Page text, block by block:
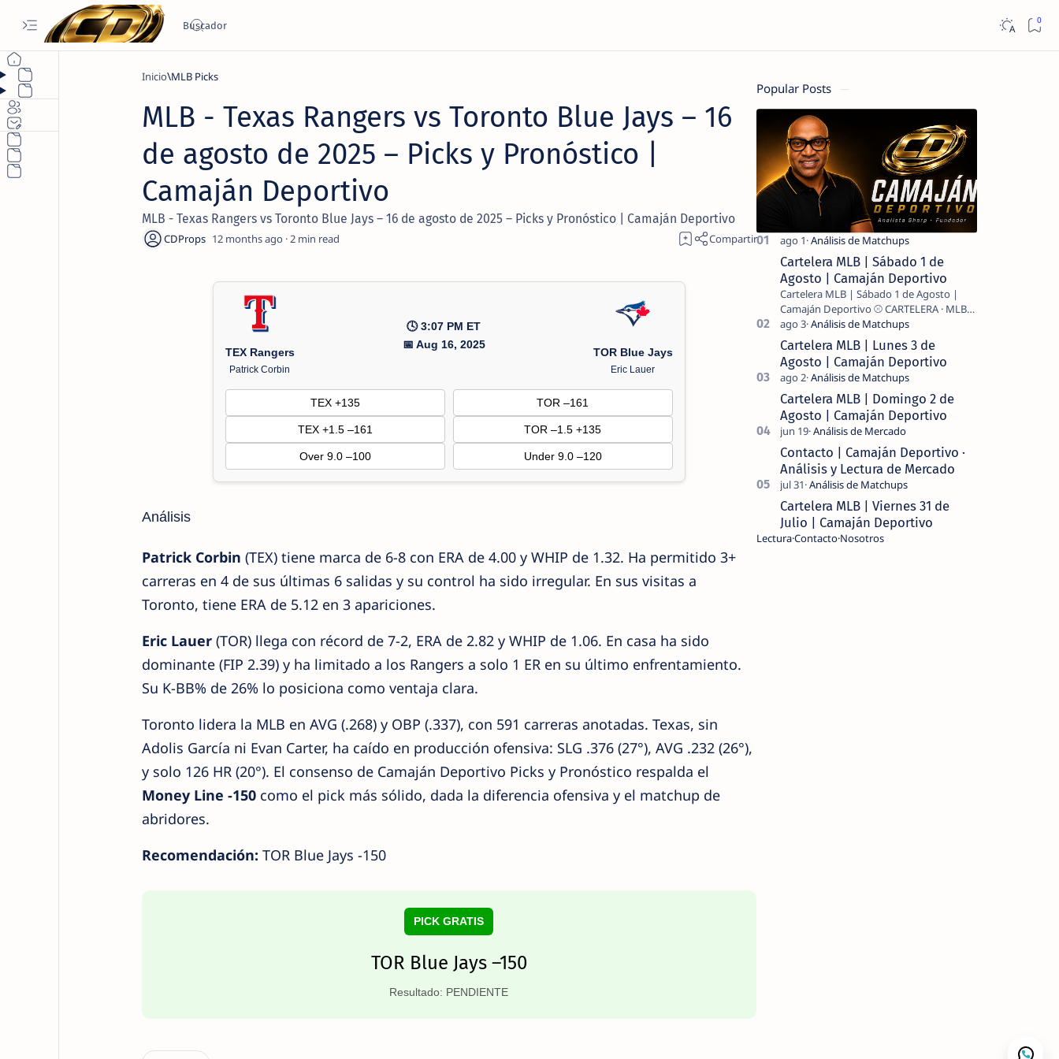
Inicio MLB Picks
MLB - Texas Rangers vs Toronto Blue Jays – 16
de agosto de 2025 – Picks y Pronóstico |
Camaján Deportivo
MLB - Texas Rangers vs Toronto Blue Jays – 16 de agosto de 2025 – Picks y Pronóstico | Camaján Deportivo
12 months ago 2
TEX Rangers
Patrick Corbin
🕓 3:07 PM ET
📅 Aug 16, 2025
TOR Blue Jays
Eric Lauer
TEX +135 TOR –161
TEX +1.5 –161 TOR –1.5 +135
Over 9.0 –100 Under 9.0 –120
Análisis
Patrick Corbin (TEX) tiene marca de 6-8 con ERA de 4.00 y WHIP de 1.32. Ha permitido 3+
carreras en 4 de sus últimas 6 salidas y su control ha sido irregular. En sus visitas a
Toronto, tiene ERA de 5.12 en 3 apariciones.
Eric Lauer(TOR) llega con récord de 7-2, ERA de 2.82 y WHIP de 1.06. En casa ha sido
dominante (FIP 2.39) y ha limitado a los Rangers a solo 1 ER en su último enfrentamiento.
Su K-BB% de 26% lo posiciona como ventaja clara.
Toronto lidera la MLB en AVG (.268) y OBP (.337), con 591 carreras anotadas. Texas, sin
Adolis García ni Evan Carter, ha caído en producción ofensiva: SLG .376 (27°), AVG .232 (26°),
y solo 126 HR (20°). El consenso de Camaján Deportivo Picks y Pronóstico respalda el
Money Line -150como el pick más sólido, dada la diferencia ofensiva y el matchup de
abridores.
Recomendación: TOR Blue Jays -150
PICK GRATIS
TOR Blue Jays –150
Resultado: PENDIENTE
Popular Posts
Cartelera MLB | Sábado 1 de
Agosto | Camaján Deportivo
Cartelera MLB | Sábado 1 de Agosto |
Camaján Deportivo ⚾ CARTELERA · MLB
Cartelera MLB | Lunes 3 de
Agosto | Camaján Deportivo
Cartelera MLB | Domingo 2 de
Agosto | Camaján Deportivo
Contacto | Camaján Deportivo ·
Análisis y Lectura de Mercado
Cartelera MLB | Viernes 31 de
Julio | Camaján Deportivo
LecturaContactoNosotros